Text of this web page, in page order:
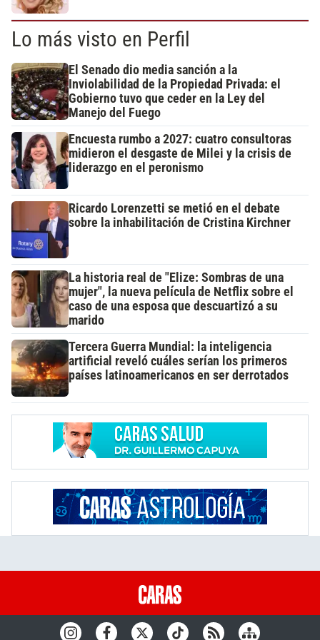
Lo más visto en Perfil
El Senado dio media sanción a la
Inviolabilidad de la Propiedad Privada: el
Gobierno tuvo que ceder en la Ley del
Manejo del Fuego
Encuesta rumbo a 2027: cuatro consultoras
midieron el desgaste de Milei y la crisis de
liderazgo en el peronismo
Ricardo Lorenzetti se metió en el debate
sobre la inhabilitación de Cristina Kirchner
La historia real de "Elize: Sombras de una
mujer", la nueva película de Netflix sobre el
caso de una esposa que descuartizó a su
marido
Tercera Guerra Mundial: la inteligencia
artificial reveló cuáles serían los primeros
países latinoamericanos en ser derrotados